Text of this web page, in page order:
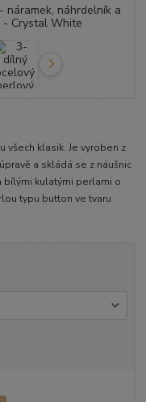
klasik. Je vyroben z
a skládá se z náušnic
bílými kulatými perlami o
typu button ve tvaru